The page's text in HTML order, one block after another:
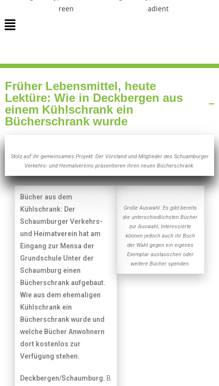
Früher Lebensmittel, heute
Lektüre: Wie in Deckbergen aus
einem Kühlschrank ein
Bücherschrank wurde
Stolz auf ihr gemeinsames Projekt: Der Vorstand und Mitglieder des Schuamburger
Verkehrs- und Heimatvereins präsentieren ihren neuen Bücherschrank.
Bücher aus dem
Kühlschrank: Der
Schaumburger Verkehrs-
und Heimatverein hat am
Eingang zur Mensa der
Grundschule Unter der
Schaumburg einen
Bücherschrank aufgebaut.
Wie aus dem ehemaligen
Kühlschrank ein
Bücherschrank wurde und
welche Bücher Anwohnern
dort kostenlos zur
Verfügung stehen.
Deckbergen/Schaumburg. B
Große Auswahl: Es gibt bereits
die unterschiedlichsten Bücher
zur Auswahl, Interessierte
können jedoch auch ihr Buch
der Wahl gegen ein eigenes
Exemplar austauschen oder
weitere Bücher spenden.